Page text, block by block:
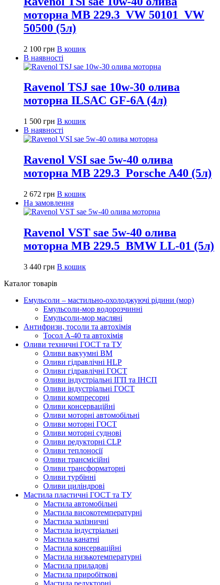
моторна MB 229.3_VW 50101_VW
50500 (5л)
2 100 грн В кошик
В наявності
Ravenol TSJ sae 10w-30 олива
моторна ILSAC GF-6A (4л)
1 500 грн В кошик
В наявності
Ravenol VSI sae 5w-40 олива
моторна MB 229.3_Porsche A40 (5л)
2 672 грн В кошик
На замовлення
Ravenol VST sae 5w-40 олива
моторна MB 229.5_BMW LL-01 (5л)
3 440 грн В кошик
Каталог товарів
Емульсоли – мастильно-охолоджуючі рідини (мор)
Емульсоли-мор водорозчинні
Емульсоли-мор масляні
Антифризи, тосоли та автохімія
Тосол А-40 та автохімія
Оливи техничні ГОСТ та ТУ
Оливи вакуумні ВМ
Оливи гідравлічні HLP
Оливи гідравлічні ГОСТ
Оливи індустріальні ІГП та ІНСП
Оливи індустріальні ГОСТ
Оливи компресорні
Оливи консерваційні
Оливи моторні автомобільні
Оливи моторні ГОСТ
Оливи моторні суднові
Оливи редукторні CLP
Оливи теплоносії
Оливи трансмісійні
Оливи трансформаторні
Оливи турбінні
Оливи циліндрові
Мастила пластичні ГОСТ та ТУ
Мастила автомобільні
Мастила високотемпературні
Мастила залізничні
Мастила індустріальні
Мастила канатні
Мастила консерваційні
Мастила низькотемпературні
Мастила приладові
Мастила приробіткові
Мастила редукторні